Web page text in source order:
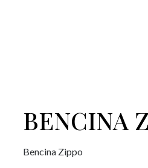
BENCINA
Bencina Zippo